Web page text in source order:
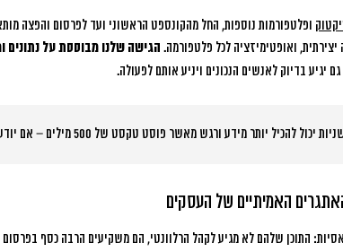
ופלטפורמות נוספות, החל מהקונספט הראשוני ועד לפרסום והפצה
ואופטימיזציה לכל פלטפורמה. הגישה שלנו מבוססת על
יגיע בדיוק לאנשים הנכונים ויניע אותם לפעולה.
האמיתיים של העסקים
התוכן שלהם לא מגיע לקהל הרלוונטי, הם משקיעים הרבה כסף